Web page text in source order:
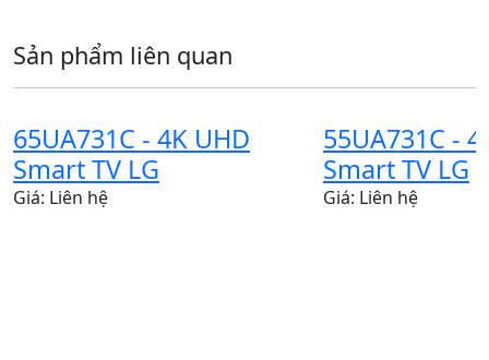
Sản phẩm liên quan
65UA731C - 4K UHD
Smart TV LG
Giá: Liên hệ
55UA731C -
Smart TV LG
Giá: Liên hệ